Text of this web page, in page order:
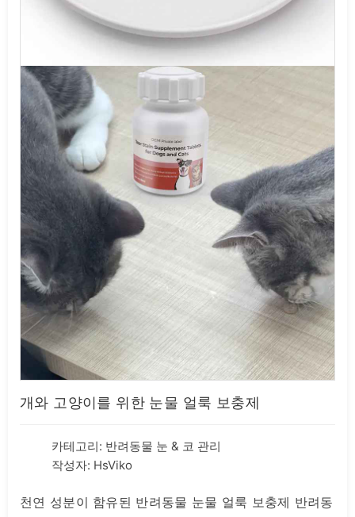
개와 고양이를 위한 눈물 얼룩 보충제
카테고리: 반려동물 눈 & 코 관리
작성자: HsViko
천연 성분이 함유된 반려동물 눈물 얼룩 보충제 반려동